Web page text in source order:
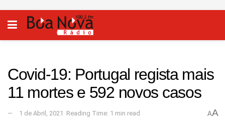
Covid-19: Portugal regista mais
11 mortes e 592 novos casos
1 de Abril, 2021 Reading Time: 1 min read AA